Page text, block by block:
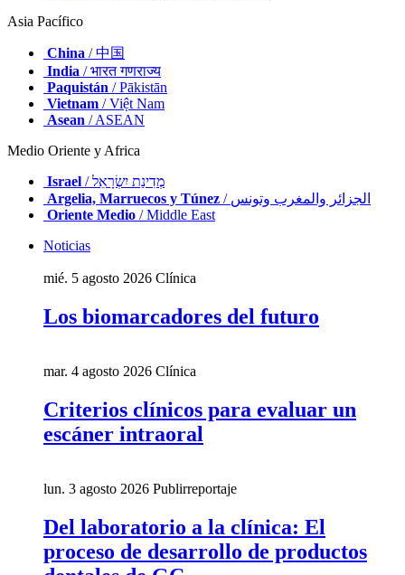
Asia Pacífico
China / 中国
India / भारत गणराज्य
Paquistán / Pākistān
Vietnam / Việt Nam
Asean / ASEAN
Medio Oriente y Africa
Israel
/ מְדִינַת יִשְׂרָאֵל
Argelia, Marruecos y Túnez
/ الجزائر والمغرب وتونس
Oriente Medio / Middle East
Noticias
mié. 5 agosto 2026 Clínica
Los biomarcadores del futuro
mar. 4 agosto 2026 Clínica
Criterios clínicos para evaluar un
escáner intraoral
lun. 3 agosto 2026 Publirreportaje
Del laboratorio a la clínica: El
proceso de desarrollo de productos